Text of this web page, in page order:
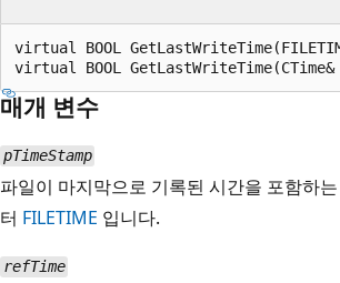
virtual BOOL
매개 변수
pTimeStamp
파일이 마지막으로 기록된 시간을 포함하
터 FILETIME 입니다.
refTime